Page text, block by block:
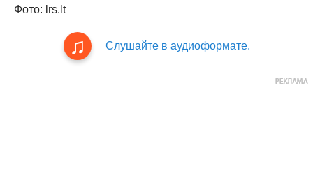
Фото: lrs.lt
Слушайте в аудиоформате.